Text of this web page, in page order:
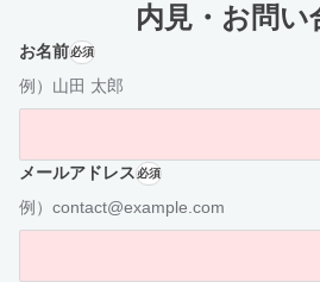
内見・お問い
お名前必須
例）山田 太郎
メールアドレス必須
例）contact@example.com